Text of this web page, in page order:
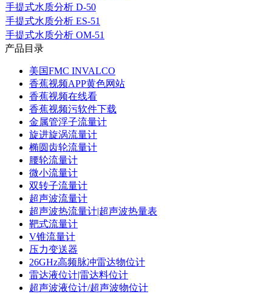
手提式水质分析 D-50
手提式水质分析 ES-51
手提式水质分析 OM-51
产品目录
美国FMC INVALCO
香蕉视频APP黄色网站
香蕉视频在线看
香蕉视频污软件下载
金属管浮子流量计
旋进旋涡流量计
椭圆齿轮流量计
腰轮流量计
微小流量计
双转子流量计
超声波流量计
超声波热流量计|超声波热量表
靶式流量计
V锥流量计
压力变送器
26GHz高频脉冲雷达物位计
雷达液位计|雷达料位计
超声波液位计/超声波物位计